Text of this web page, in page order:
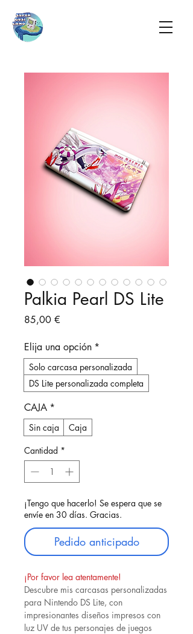
Palkia Pearl DS Lite
85,00 €
Elija una opción *
Solo carcasa personalizada
DS Lite personalizada completa
CAJA *
Sin caja
Caja
Cantidad *
¡Tengo que hacerlo! Se espera que se
envíe en 30 días. Gracias.
Pedido anticipado
¡Por favor lea atentamente!
Descubre mis carcasas personalizadas
para Nintendo DS Lite, con
impresionantes diseños impresos con
luz UV de tus personajes de juegos